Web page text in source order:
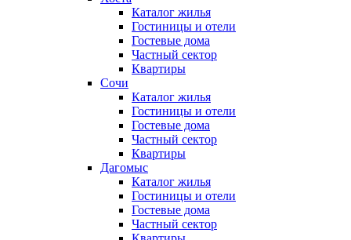
Каталог жилья
Гостиницы и отели
Гостевые дома
Частный сектор
Квартиры
Сочи
Каталог жилья
Гостиницы и отели
Гостевые дома
Частный сектор
Квартиры
Дагомыс
Каталог жилья
Гостиницы и отели
Гостевые дома
Частный сектор